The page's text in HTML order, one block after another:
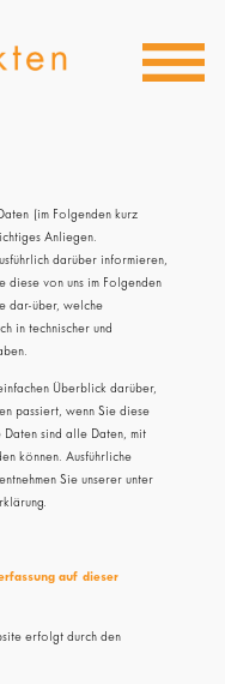
(im Folgenden kurz
Anliegen.
darüber informieren,
diese von uns im Folgenden
dar-über, welche
in technischer und
Überblick darüber,
passiert, wenn Sie diese
Daten sind alle Daten, mit
können. Ausführliche
Sie unserer unter
auf dieser
erfolgt durch den